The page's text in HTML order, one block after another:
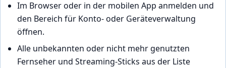
Im Browser oder in der mobilen App anmelden und
den Bereich für Konto- oder Geräteverwaltung
öffnen.
Alle unbekannten oder nicht mehr genutzten
Fernseher und Streaming-Sticks aus der Liste